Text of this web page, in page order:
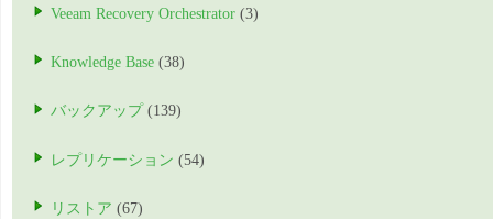
Veeam Recovery Orchestrator (3)
Knowledge Base (38)
バックアップ (139)
レプリケーション (54)
リストア (67)